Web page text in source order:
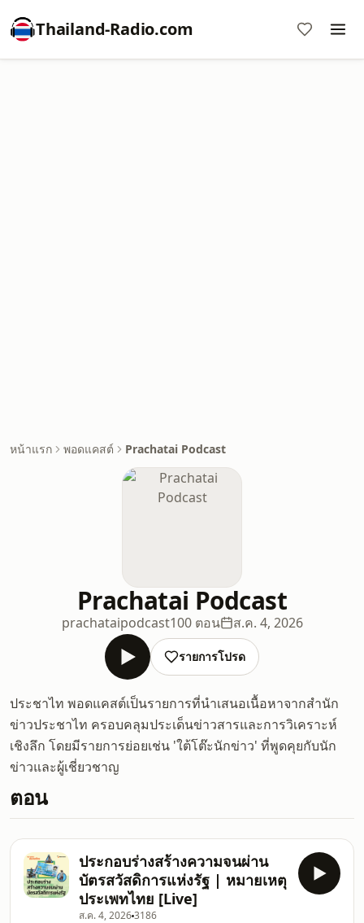
Thailand-Radio.com
หน้าแรก พอดแคสต์ Prachatai Podcast
Prachatai Podcast
prachataipodcast100 ตอน ส.ค. 4, 2026
รายการโปรด
ประชาไท พอดแคสต์เป็นรายการที่นำเสนอเนื้อหาจากสำนัก
ข่าวประชาไท ครอบคลุมประเด็นข่าวสารและการวิเคราะห์
เชิงลึก โดยมีรายการย่อยเช่น 'ใต้โต๊ะนักข่าว' ที่พูดคุยกับนัก
ข่าวและผู้เชี่ยวชาญ
ตอน
ประกอบร่างสร้างความจนผ่าน
บัตรสวัสดิการแห่งรัฐ | หมายเหตุ
ประเพทไทย [Live]
ส.ค. 4, 20263186